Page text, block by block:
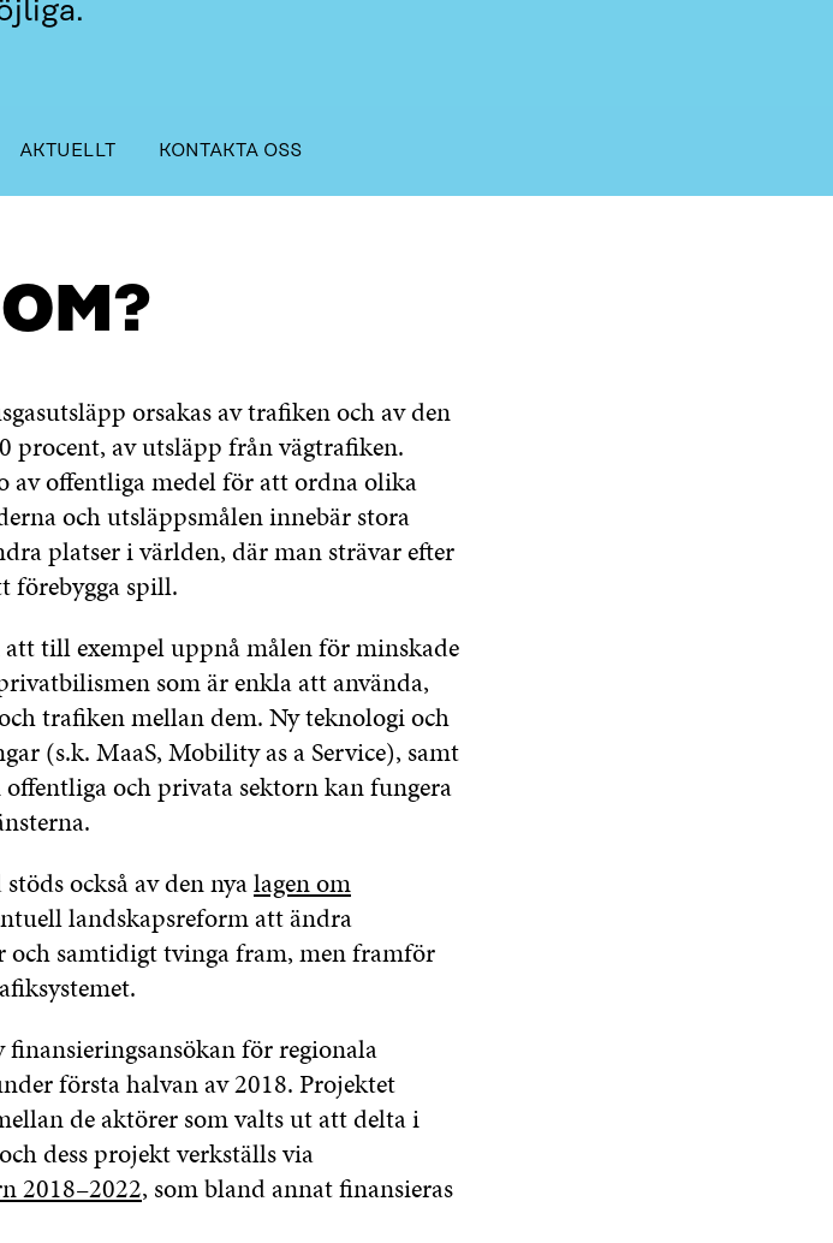
Innehållsförteckning
AKTUELLT KONTAKTA OSS
orsakas av trafiken och av den
procent, av utsläpp från vägtrafiken.
av offentliga medel för att ordna olika
och utsläppsmålen innebär stora
platser i världen, där man strävar efter
förebygga spill.
till exempel uppnå målen för minskade
som är enkla att använda,
trafiken mellan dem. Ny teknologi och
(s.k. MaaS, Mobility as a Service), samt
och privata sektorn kan fungera
också av den nyalagen om
landskapsreform att ändra
samtidigt tvinga fram, men framför
för regionala
första halvan av 2018. Projektet
de aktörer som valts ut att delta i
dess projekt verkställs via
2018–2022, som bland annat finansieras